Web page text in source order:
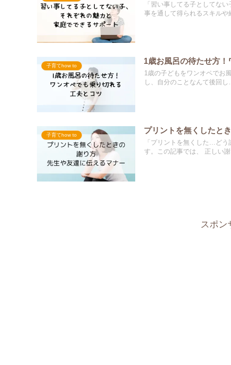
「習い事してる子としてな
事を通して得られるスキルや
子育てhow to
1歳お風呂の待たせ方
1歳の子どもをワンオペでお
し、自分のことなんて後回
子育てhow to
プリントを無くしたと
「プリントを無くした…ど
す。この記事では、 正しい
スポン